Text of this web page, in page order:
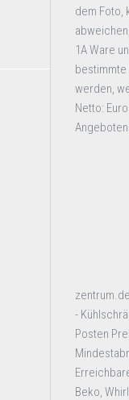
dem Foto,
1A Ware
werden,
Netto:
-
Posten
Beko,